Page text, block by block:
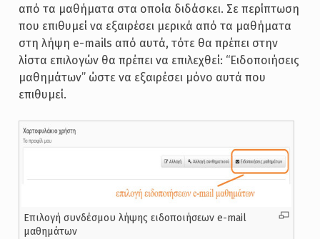
από τα μαθήματα στα οποία διδάσκει. Σε περίπτωση
που επιθυμεί να εξαιρέσει μερικά από τα μαθήματα
στη λήψη e-mails από αυτά, τότε θα πρέπει στην
λίστα επιλογών θα πρέπει να επιλεχθεί: “Ειδοποιήσεις
μαθημάτων” ώστε να εξαιρέσει μόνο αυτά που
επιθυμεί.
Επιλογή συνδέσμου λήψης ειδοποιήσεων e-mail
μαθημάτων